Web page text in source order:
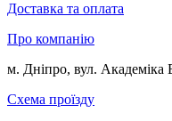
Доставка та оплата
Про компанію
м. Дніпро, вул. Академіка
Схема проїзду